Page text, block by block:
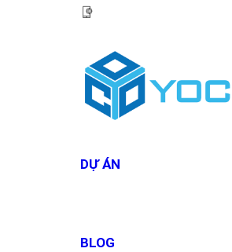
DỰ ÁN
BLOG